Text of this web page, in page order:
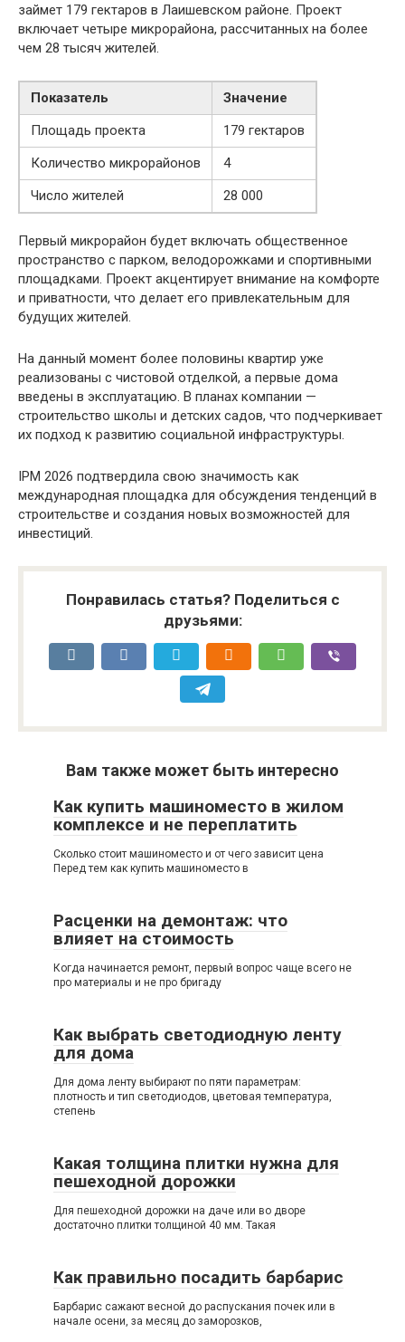
займет 179 гектаров в Лаишевском районе. Проект
включает четыре микрорайона, рассчитанных на более
чем 28 тысяч жителей.
Показатель
Значение
Площадь проекта
179 гектаров
Количество микрорайонов
4
Число жителей
28 000
Первый микрорайон будет включать общественное
пространство с парком, велодорожками и спортивными
площадками. Проект акцентирует внимание на комфорте
и приватности, что делает его привлекательным для
будущих жителей.
На данный момент более половины квартир уже
реализованы с чистовой отделкой, а первые дома
введены в эксплуатацию. В планах компании —
строительство школы и детских садов, что подчеркивает
их подход к развитию социальной инфраструктуры.
IPM 2026 подтвердила свою значимость как
международная площадка для обсуждения тенденций в
строительстве и создания новых возможностей для
инвестиций.
Понравилась статья? Поделиться с
друзьями:
Вам также может быть интересно
Как купить машиноместо в жилом
комплексе и не переплатить
Сколько стоит машиноместо и от чего зависит цена
Перед тем как купить машиноместо в
Расценки на демонтаж: что
влияет на стоимость
Когда начинается ремонт, первый вопрос чаще всего не
про материалы и не про бригаду
Как выбрать светодиодную ленту
для дома
Для дома ленту выбирают по пяти параметрам:
плотность и тип светодиодов, цветовая температура,
степень
Какая толщина плитки нужна для
пешеходной дорожки
Для пешеходной дорожки на даче или во дворе
достаточно плитки толщиной 40 мм. Такая
Как правильно посадить барбарис
Барбарис сажают весной до распускания почек или в
начале осени, за месяц до заморозков,